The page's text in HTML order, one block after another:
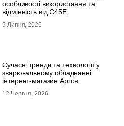
особливості використання та
відмінність від C45E
5 Липня, 2026
Сучасні тренди та технології у
зварювальному обладнанні:
інтернет-магазин Аргон
12 Червня, 2026